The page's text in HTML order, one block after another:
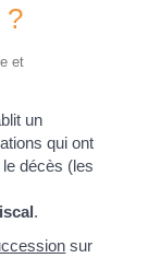
?
et
un
qui ont
décès (les
.
sur